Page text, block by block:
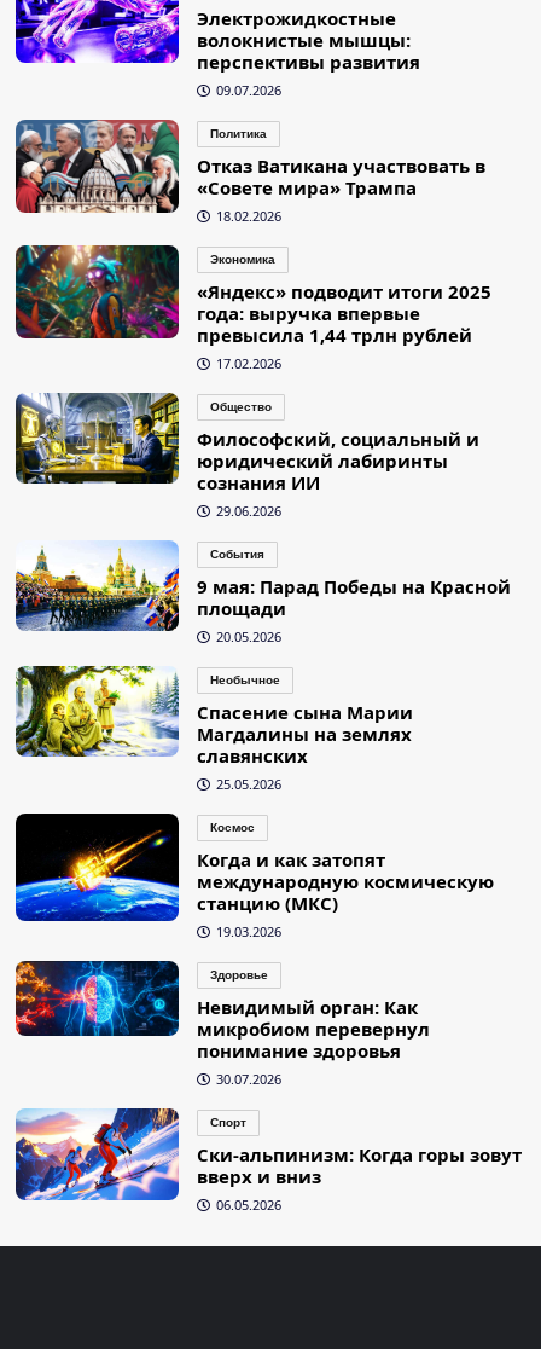
Электрожидкостные
волокнистые мышцы:
перспективы развития
09.07.2026
Политика
Отказ Ватикана участвовать в
«Совете мира» Трампа
18.02.2026
Экономика
«Яндекс» подводит итоги 2025
года: выручка впервые
превысила 1,44 трлн рублей
17.02.2026
Общество
Философский, социальный и
юридический лабиринты
сознания ИИ
29.06.2026
События
9 мая: Парад Победы на Красной
площади
20.05.2026
Необычное
Спасение сына Марии
Магдалины на землях
славянских
25.05.2026
Космос
Когда и как затопят
международную космическую
станцию (МКС)
19.03.2026
Здоровье
Невидимый орган: Как
микробиом перевернул
понимание здоровья
30.07.2026
Спорт
Ски-альпинизм: Когда горы зовут
вверх и вниз
06.05.2026